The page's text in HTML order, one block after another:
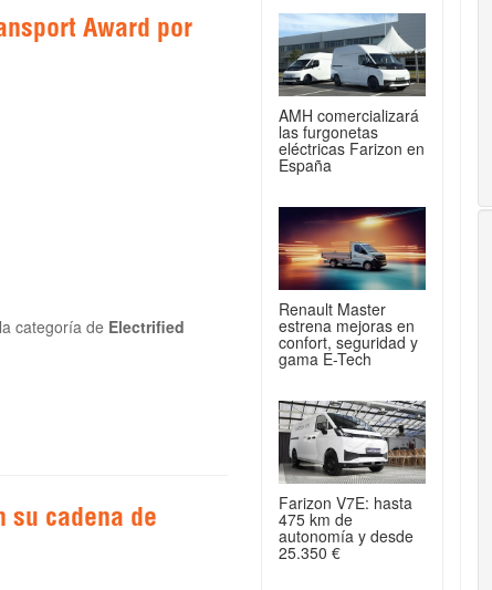
Award por
categoría de Electrified
cadena de
AMH comercializará
las furgonetas
eléctricas Farizon en
España
Renault Master
estrena mejoras en
confort, seguridad y
gama E-Tech
Farizon V7E: hasta
475 km de
autonomía y desde
25.350 €